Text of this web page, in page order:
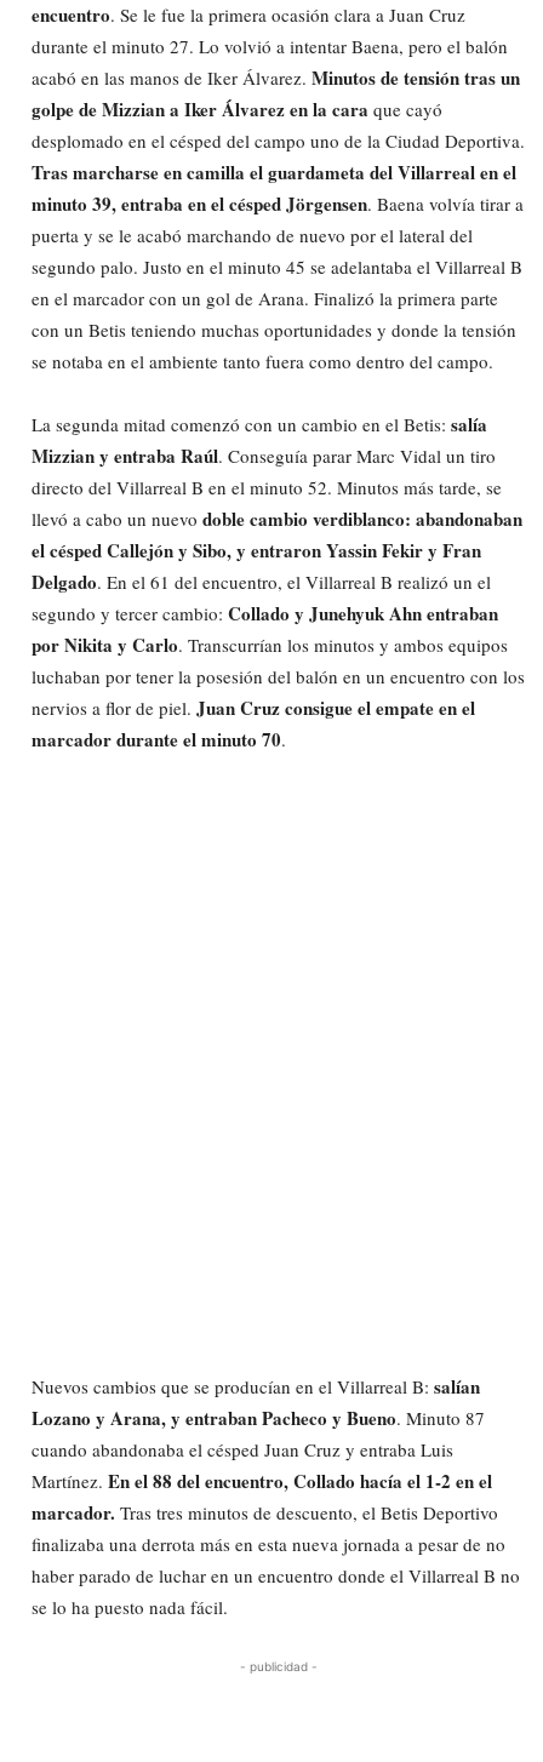
encuentro. Se le fue la primera ocasión clara a Juan Cruz
durante el minuto 27. Lo volvió a intentar Baena, pero el balón
acabó en las manos de Iker Álvarez. Minutos de tensión tras un
golpe de Mizzian a Iker Álvarez en la cara que cayó
desplomado en el césped del campo uno de la Ciudad Deportiva.
Tras marcharse en camilla el guardameta del Villarreal en el
minuto 39, entraba en el césped Jörgensen. Baena volvía tirar a
puerta y se le acabó marchando de nuevo por el lateral del
segundo palo. Justo en el minuto 45 se adelantaba el Villarreal B
en el marcador con un gol de Arana. Finalizó la primera parte
con un Betis teniendo muchas oportunidades y donde la tensión
se notaba en el ambiente tanto fuera como dentro del campo.
La segunda mitad comenzó con un cambio en el Betis: salía
Mizzian y entraba Raúl. Conseguía parar Marc Vidal un tiro
directo del Villarreal B en el minuto 52. Minutos más tarde, se
llevó a cabo un nuevo doble cambio verdiblanco: abandonaban
el césped Callejón y Sibo, y entraron Yassin Fekir y Fran
Delgado. En el 61 del encuentro, el Villarreal B realizó un el
segundo y tercer cambio: Collado y Junehyuk Ahn entraban
por Nikita y Carlo. Transcurrían los minutos y ambos equipos
luchaban por tener la posesión del balón en un encuentro con los
nervios a flor de piel. Juan Cruz consigue el empate en el
marcador durante el minuto 70.
Nuevos cambios que se producían en el Villarreal B: salían
Lozano y Arana, y entraban Pacheco y Bueno. Minuto 87
cuando abandonaba el césped Juan Cruz y entraba Luis
Martínez. En el 88 del encuentro, Collado hacía el 1-2 en el
marcador. Tras tres minutos de descuento, el Betis Deportivo
finalizaba una derrota más en esta nueva jornada a pesar de no
haber parado de luchar en un encuentro donde el Villarreal B no
se lo ha puesto nada fácil.
- publicidad -